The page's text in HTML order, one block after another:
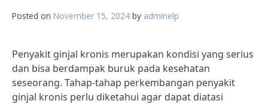
Posted on November 15, 2024 by adminelp
Penyakit ginjal kronis merupakan kondisi yang serius
dan bisa berdampak buruk pada kesehatan
seseorang. Tahap-tahap perkembangan penyakit
ginjal kronis perlu diketahui agar dapat diatasi